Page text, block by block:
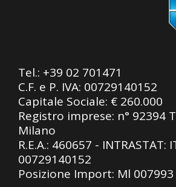
Tel.: +39 02 701471
C.F. e P. IVA: 00729140152
Capitale Sociale: € 260.000
Registro imprese: n° 92394
Milano
R.E.A.: 460657 - INTRASTAT:
00729140152
Posizione Import: Ml 007993